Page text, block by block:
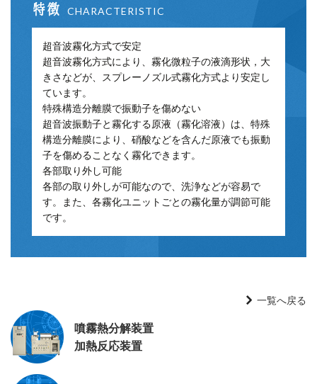
特徴 CHARACTERISTIC
超音波霧化方式で安定
超音波霧化方式により、霧化微粒子の液滴形状，大
きさなどが、スプレーノズル式霧化方式より安定し
ています。
特殊構造分離膜で振動子を傷めない
超音波振動子と霧化する原液（霧化溶液）は、特殊
構造分離膜により、硝酸などを含んだ原液でも振動
子を傷めることなく霧化できます。
各部取り外し可能
各部の取り外しが可能なので、洗浄などが容易で
す。また、各霧化ユニットごとの霧化量が調節可能
です。
一覧へ戻る
噴霧熱分解装置
加熱反応装置